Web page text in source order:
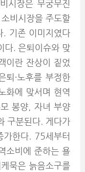
시장은 무궁무진
비시장을 주도할
. 기존 이미지였다
다. 은퇴이슈와 맞
이란 잔상이 짙었
퇴·노후를 부정한
화에 맞서며 현역
봉양, 자녀 부양
구분된다. 게다가
한다. 75세부터
소비에 준하는 욜
묵은 늙음소구를